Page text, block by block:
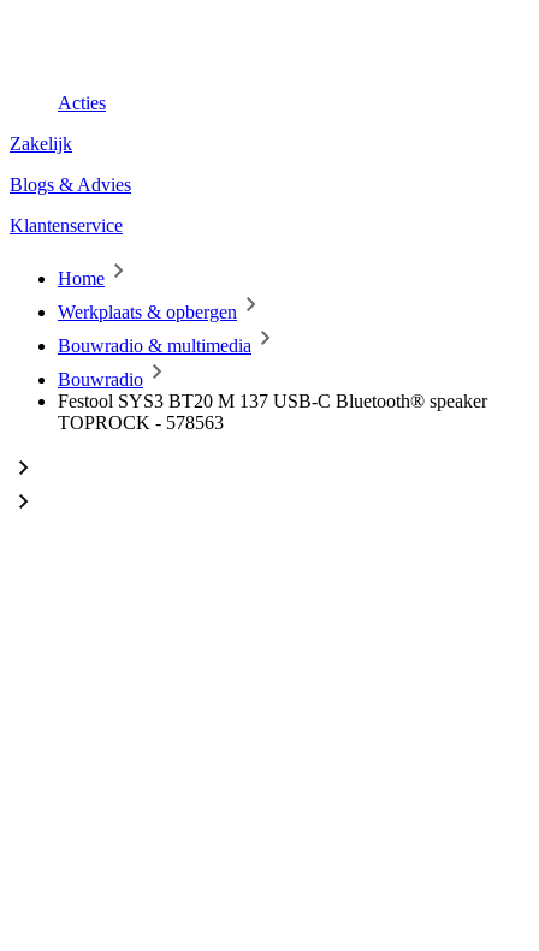
Acties
Zakelijk
Blogs & Advies
Klantenservice
Home
Werkplaats & opbergen
Bouwradio & multimedia
Bouwradio
Festool SYS3 BT20 M 137 USB-C Bluetooth® speaker
TOPROCK - 578563